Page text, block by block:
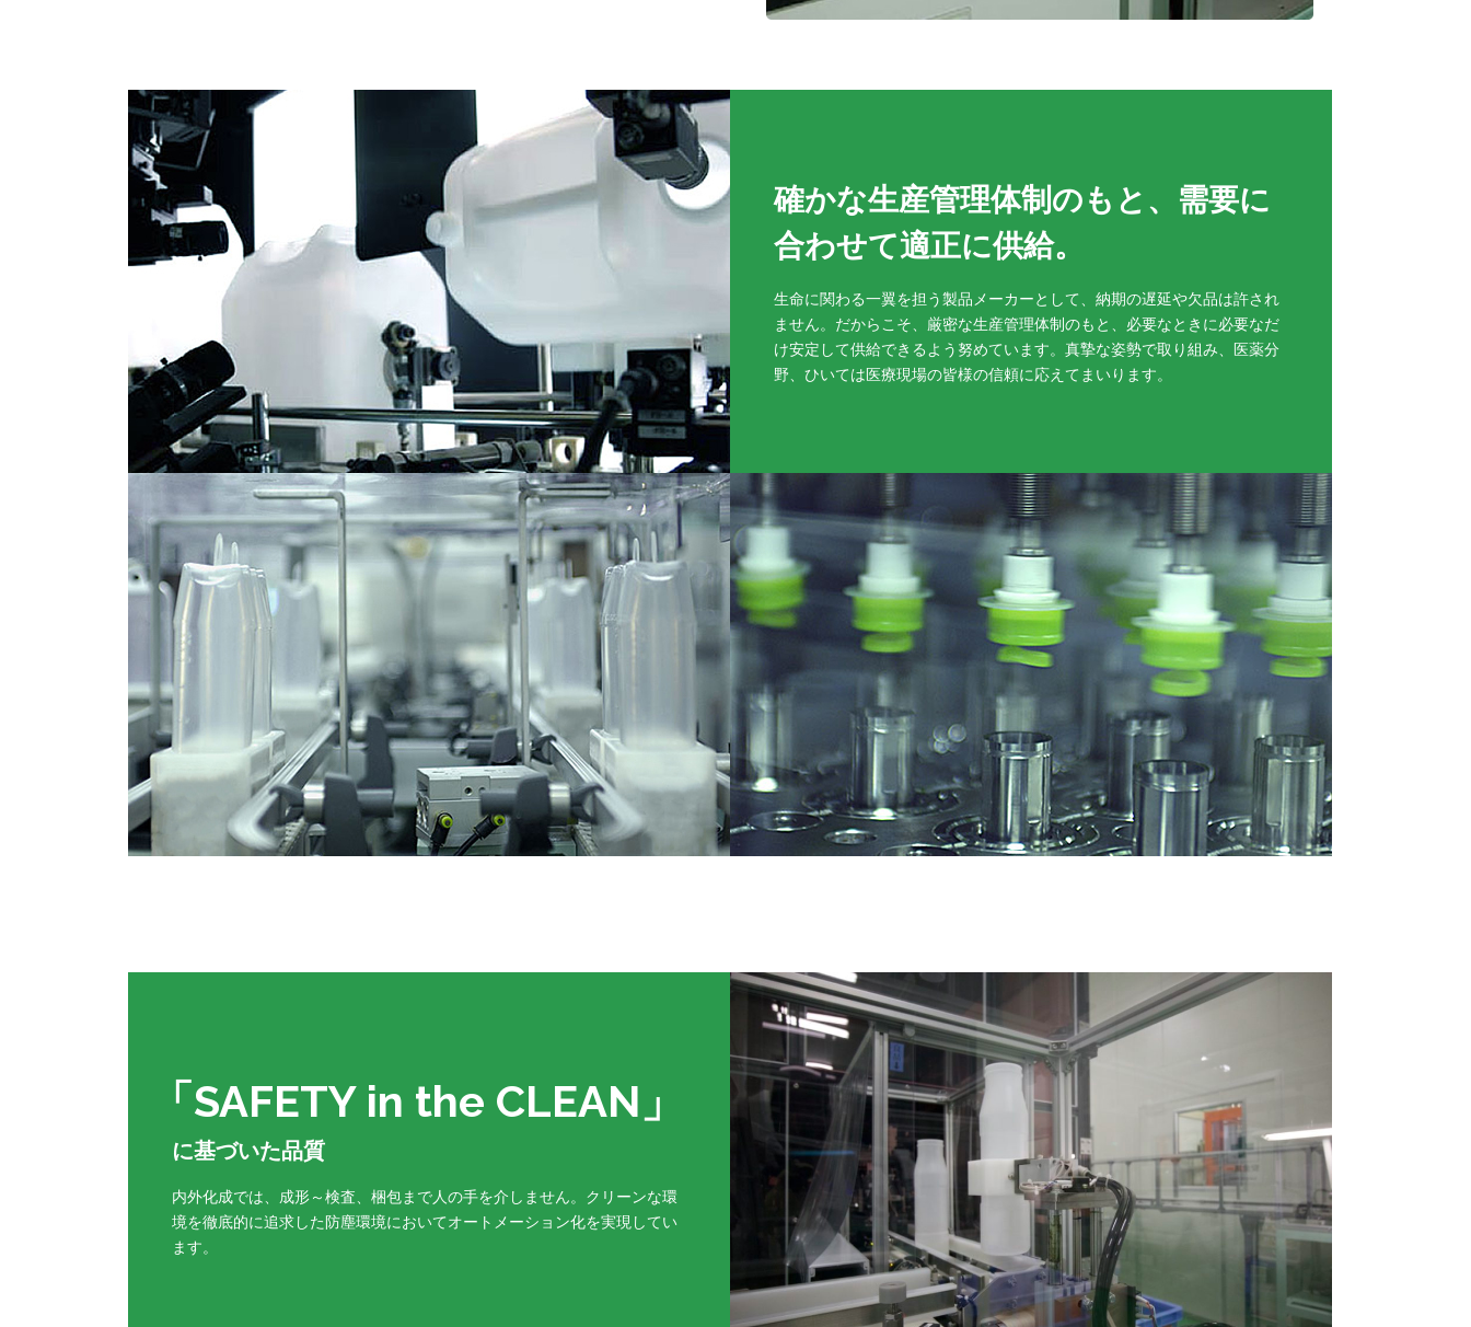
確かな生産管理体制のもと、需要に
合わせて適正に供給。
生命に関わる一翼を担う製品メーカーとして、納期の遅延や欠品は許され
ません。だからこそ、厳密な生産管理体制のもと、必要なときに必要なだ
け安定して供給できるよう努めています。真摯な姿勢で取り組み、医薬分
野、ひいては医療現場の皆様の信頼に応えてまいります。
「SAFETY in the CLEAN」
に基づいた品質
内外化成では、成形～検査、梱包まで人の手を介しません。クリーンな環
境を徹底的に追求した防塵環境においてオートメーション化を実現してい
ます。